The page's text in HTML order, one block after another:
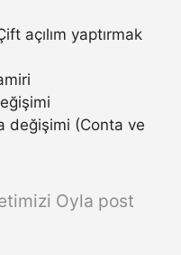
açılım yaptırmak
değişimi (Conta ve
Oyla post